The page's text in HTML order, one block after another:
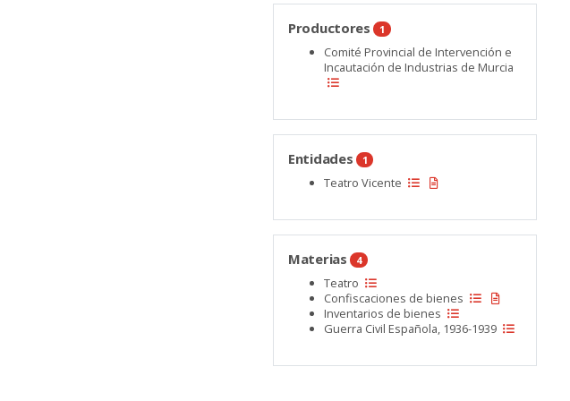
Productores 1
Comité Provincial de Intervención e
Incautación de Industrias de Murcia
Entidades 1
Teatro Vicente
Materias 4
Teatro
Confiscaciones de bienes
Inventarios de bienes
Guerra Civil Española, 1936-1939